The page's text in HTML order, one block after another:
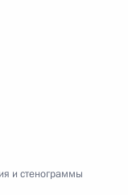
и стенограммы